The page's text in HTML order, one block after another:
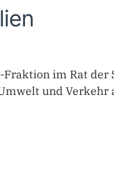
Fraktion im Rat
und Verkehr